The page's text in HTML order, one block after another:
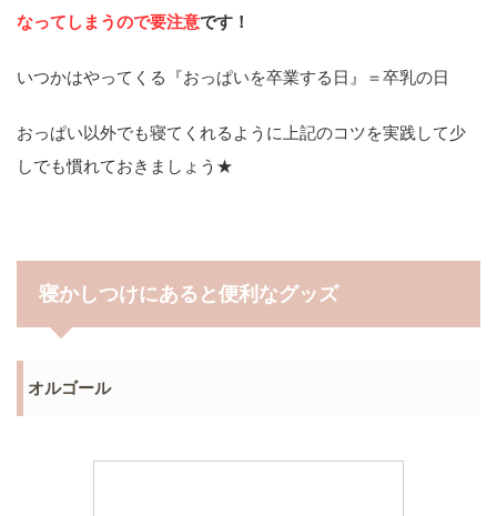
なってしまうので要注意です！
いつかはやってくる『おっぱいを卒業する日』＝卒乳の日
おっぱい以外でも寝てくれるように上記のコツを実践して少
しでも慣れておきましょう★
寝かしつけにあると便利なグッズ
オルゴール